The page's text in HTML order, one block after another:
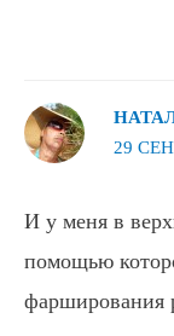
29
И у меня в
помощью
фарширования